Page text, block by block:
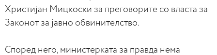
Христијан Мицкоски за преговорите со власта за
Законот за јавно обвинителство.
Според него, министерката за правда нема